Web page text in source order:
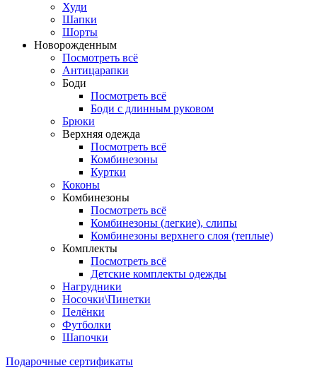
Худи
Шапки
Шорты
Новорожденным
Посмотреть всё
Антицарапки
Боди
Посмотреть всё
Боди с длинным руковом
Брюки
Верхняя одежда
Посмотреть всё
Комбинезоны
Куртки
Коконы
Комбинезоны
Посмотреть всё
Комбинезоны (легкие), слипы
Комбинезоны верхнего слоя (теплые)
Комплекты
Посмотреть всё
Детские комплекты одежды
Нагрудники
Носочки\Пинетки
Пелёнки
Футболки
Шапочки
Подарочные сертификаты